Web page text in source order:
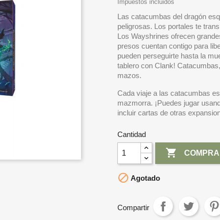
Impuestos incluidos
Las catacumbas del dragón
peligrosas. Los portales te
Los Wayshrines ofrecen
presos cuentan contigo para
pueden perseguirte hasta la
tablero con Clank!
mazos.
Cada viaje a las catacumbas
mazmorra. ¡Puedes jugar
incluir cartas de otras
Cantidad

 Agotado
Compartir